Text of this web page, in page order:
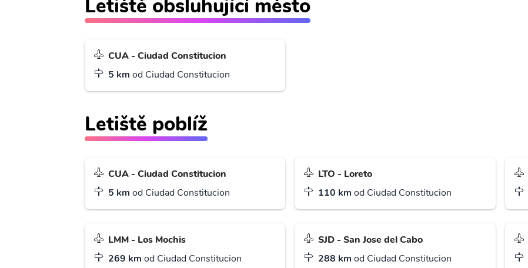
Letiště obsluhující město
CUA - Ciudad Constitucion
5 km od Ciudad Constitucion
Letiště poblíž
CUA - Ciudad Constitucion
5 km od Ciudad Constitucion
LTO - Loreto
110 km od Ciudad Constitucion
LMM - Los Mochis
269 km od Ciudad Constitucion
SJD - San Jose del Cabo
288 km od Ciudad Constitucion